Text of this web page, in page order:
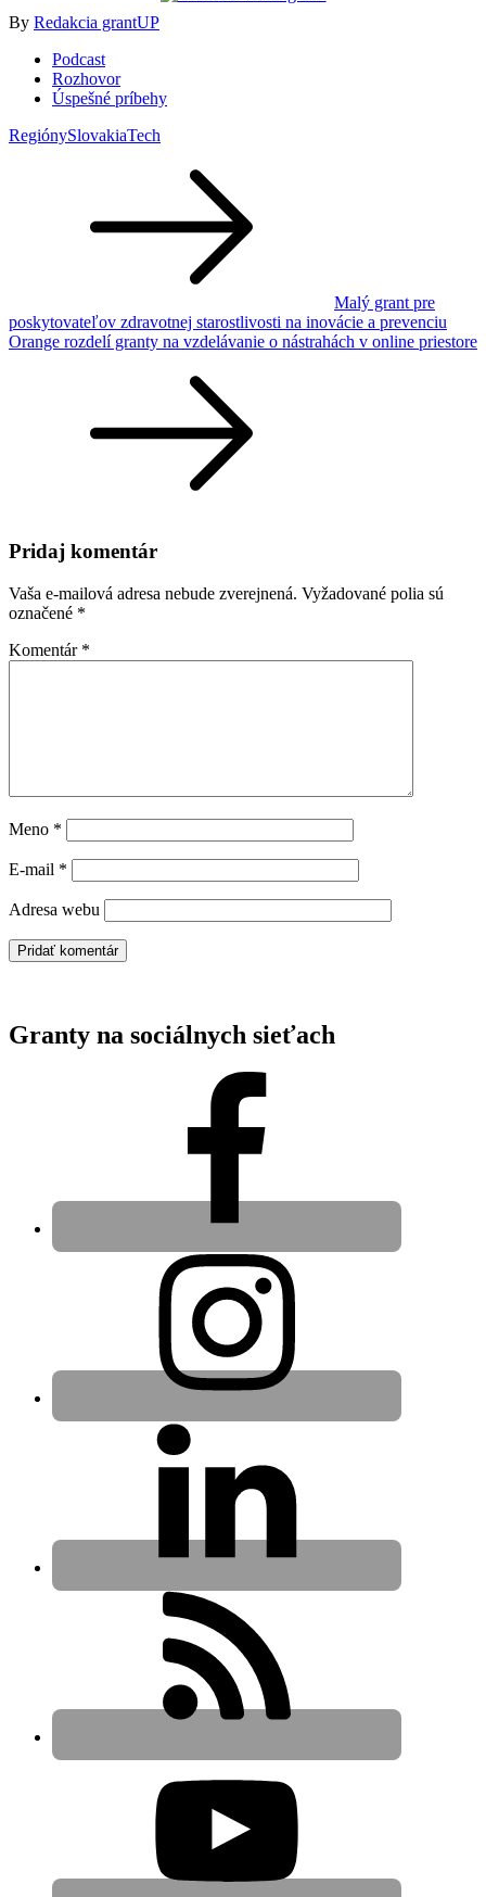
By Redakcia grantUP
Podcast
Rozhovor
Úspešné príbehy
RegiónySlovakiaTech
Malý grant pre
poskytovateľov zdravotnej starostlivosti na inovácie a prevenciu
Orange rozdelí granty na vzdelávanie o nástrahách v online priestore
Pridaj komentár
Vaša e-mailová adresa nebude zverejnená. Vyžadované polia sú
označené *
Komentár *
Meno *
E-mail *
Adresa webu
Granty na sociálnych sieťach